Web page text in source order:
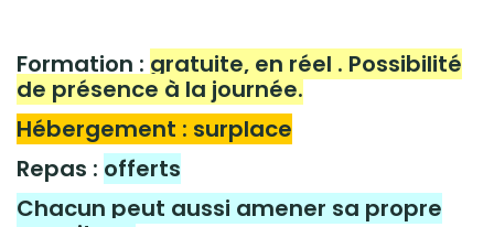
Formation : gratuite, en réel . Possibilité
de présence à la journée.
Hébergement : surplace
Repas : offerts
Chacun peut aussi amener sa propre